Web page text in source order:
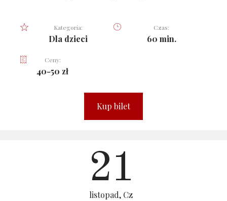
Kategoria:
Dla dzieci
Czas:
60 min.
Ceny:
40-50 zł
Kup bilet
21
listopad, Cz